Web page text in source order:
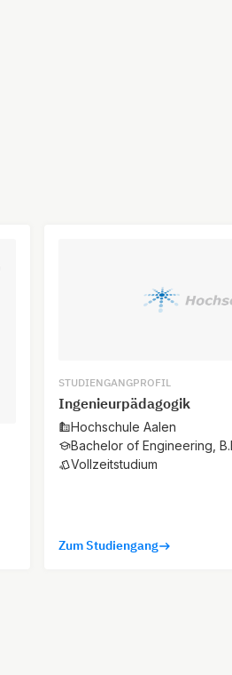
STUDIENGANGPROFIL
Ingenieurpädagogik
Hochschule Aalen
Bachelor of Engineering,
Vollzeitstudium
Zum Studiengang